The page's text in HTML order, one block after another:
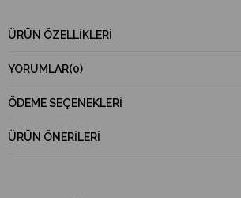
ÜRÜN ÖZELLIKLERI
YORUMLAR(0)
ÖDEME SEÇENEKLERI
ÜRÜN ÖNERILERI